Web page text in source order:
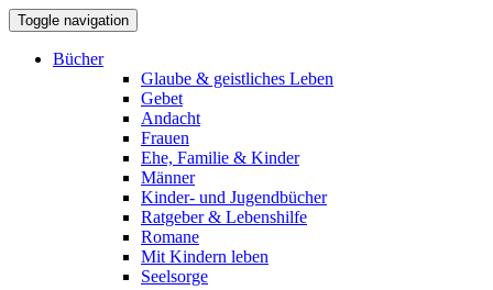
Toggle navigation
Bücher
Glaube & geistliches Leben
Gebet
Andacht
Frauen
Ehe, Familie & Kinder
Männer
Kinder- und Jugendbücher
Ratgeber & Lebenshilfe
Romane
Mit Kindern leben
Seelsorge